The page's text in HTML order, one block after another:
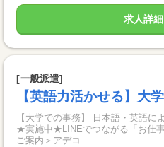
求人詳
[一般派遣]
【英語力活かせる】大
【大学での事務】 日本語・英語に
★実施中★LINEでつながる「お仕事
ご案内＞アデコ...